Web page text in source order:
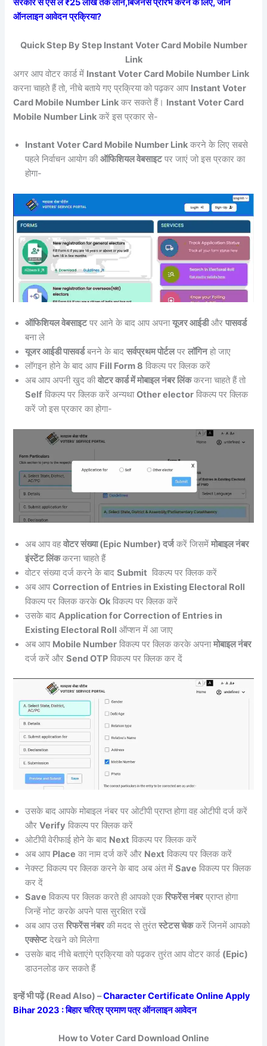
सरकार से ऐसे ले ₹25 लाख तक लोन,बिजनेस प्रारंभ करने के लिए, जाने
ऑनलाइन आवेदन प्रक्रिया?
Quick Step By Step Instant Voter Card Mobile Number
Link
अगर आप वोटर कार्ड में Instant Voter Card Mobile Number Link
करना चाहते हैं तो, नीचे बताये गए प्रक्रिया को पढ़कर आप Instant Voter
Card Mobile Number Link कर सकते हैं। Instant Voter Card
Mobile Number Link करें इस प्रकार से-
Instant Voter Card Mobile Number Link करने के लिए सबसे
पहले निर्वाचन आयोग कीऑफिशियल वेबसाइटपर जाएं जो इस प्रकार का
होगा-
ऑफिशियल वेबसाइटपर आने के बाद आप अपनायूजर आईडीऔरपासवर्ड
बना ले
यूजर आईडी पासवर्डबनने के बादसर्वप्रथम पोर्टलपरलॉगिनहो जाए
लॉगइन होने के बाद आप Fill Form 8 विकल्प पर क्लिक करें
अब आप अपनी खुद कीवोटर कार्ड में मोबाइल नंबर लिंककरना चाहते हैं तो
Self विकल्प पर क्लिक करें अन्यथाOther elector विकल्प पर क्लिक
करें जो इस प्रकार का होगा-
अब आप वहवोटर संख्या (Epic Number) दर्जकरें जिसमेंमोबाइल नंबर
इंस्टेंट लिंककरना चाहते हैं
वोटर संख्या दर्ज करने के बादSubmit विकल्प पर क्लिक करें
अब आपCorrection of Entries in Existing Electoral Roll
विकल्प पर क्लिक करकेOk विकल्प पर क्लिक करें
उसके बाद Application for Correction of Entries in
Existing Electoral Roll ऑप्शन में आ जाए
अब आप Mobile Number विकल्प पर क्लिक करके अपनामोबाइल नंबर
दर्ज करें औरSend OTP विकल्प पर क्लिक कर दें
उसके बाद आपके मोबाइल नंबर पर ओटीपी प्राप्त होगा वह ओटीपी दर्ज करें
औरVerify विकल्प पर क्लिक करें
ओटीपी वेरीफाई होने के बाद Next विकल्प पर क्लिक करें
अब आप Place का नाम दर्ज करें और Next विकल्प पर क्लिक करें
नेक्स्ट विकल्प पर क्लिक करने के बाद अब अंत मेंSave विकल्प पर क्लिक
कर दें
Save विकल्प पर क्लिक करते ही आपको एकरिफरेंस नंबरप्राप्त होगा
जिन्हें नोट करके अपने पास सुरक्षित रखें
अब आप उसरिफरेंस नंबरकी मदद से तुरंतस्टेटस चेककरें जिनमें आपको
एक्सेप्टदेखने को मिलेगा
उसके बाद नीचे बताएंगे प्रक्रिया को पढ़कर तुरंत आप वोटर कार्ड (Epic)
डाउनलोड कर सकते हैं
इन्हें भी पढ़ें (Read Also) –Character Certificate Online Apply
Bihar 2023 : बिहार चरित्र प्रमाण पत्र ऑनलाइन आवेदन
How to Voter Card Download Online